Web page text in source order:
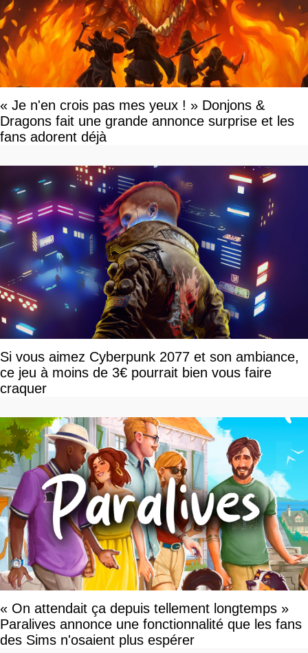
« Je n'en crois pas mes yeux ! » Donjons &
Dragons fait une grande annonce surprise et les
fans adorent déjà
Si vous aimez Cyberpunk 2077 et son ambiance,
ce jeu à moins de 3€ pourrait bien vous faire
craquer
« On attendait ça depuis tellement longtemps »
Paralives annonce une fonctionnalité que les fans
des Sims n'osaient plus espérer